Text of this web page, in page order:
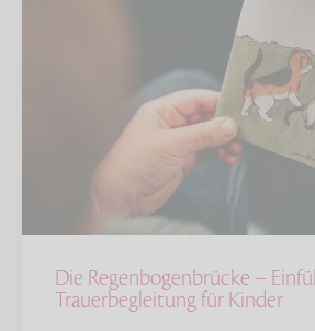
Die Regenbogenbrücke –
Trauerbegleitung für Kinder